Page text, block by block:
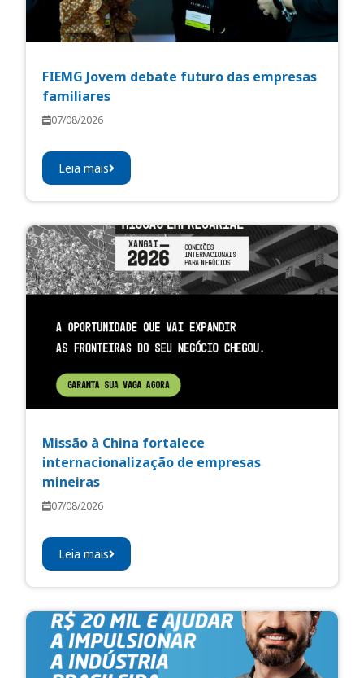
FIEMG Jovem debate futuro das empresas
familiares
07/08/2026
Leia mais
Missão à China fortalece
internacionalização de empresas
mineiras
07/08/2026
Leia mais